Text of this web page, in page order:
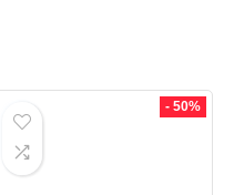
- 50%